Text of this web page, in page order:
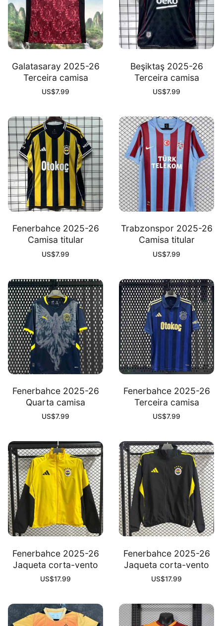
Galatasaray 2025-26
Terceira camisa
US$7.99
Beşiktaş 2025-26
Terceira camisa
US$7.99
Fenerbahce 2025-26
Camisa titular
US$7.99
Trabzonspor 2025-26
Camisa titular
US$7.99
Fenerbahce 2025-26
Quarta camisa
US$7.99
Fenerbahce 2025-26
Terceira camisa
US$7.99
Fenerbahce 2025-26
Jaqueta corta-vento
US$17.99
Fenerbahce 2025-26
Jaqueta corta-vento
US$17.99